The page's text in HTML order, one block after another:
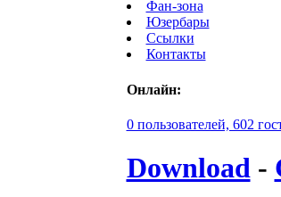
Фан-зона
Юзербары
Ссылки
Контакты
Онлайн:
0 пользователей, 602
Download-